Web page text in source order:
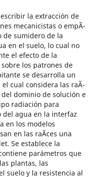
la extracción de
mecanicistas o empÃ­
de sumidero de la
en el suelo, lo cual no
el efecto de la
los patrones de
se desarrolla un
cual considera las raÃ­
dominio de solución e
radiación para
agua en la interfaz
en los modelos
en las raÃ­ces una
Se establece la
parámetros que
plantas, las
suelo y la resistencia al